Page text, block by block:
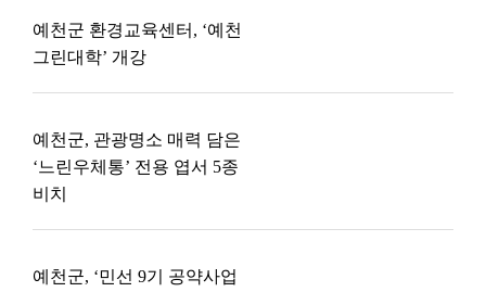
예천군 환경교육센터, ‘예천
그린대학’ 개강
예천군, 관광명소 매력 담은
‘느린우체통’ 전용 엽서 5종
비치
예천군, ‘민선 9기 공약사업